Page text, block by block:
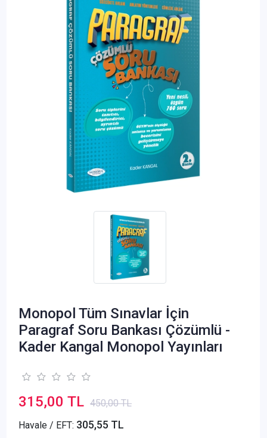
Monopol Tüm Sınavlar İçin
Paragraf Soru Bankası Çözümlü -
Kader Kangal Monopol Yayınları
315,00 TL 450,00 TL
Havale / EFT: 305,55 TL